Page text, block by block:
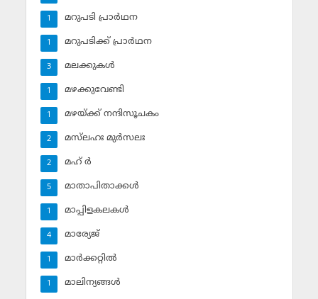
മറുപടി പ്രാര്‍ഥന
1
മറുപടിക്ക് പ്രാര്‍ഥന
1
മലക്കുകള്‍
3
മഴക്കുവേണ്ടി
1
മഴയ്ക്ക് നന്ദിസൂചകം
1
മസ്‌ലഹഃ മുര്‍സലഃ
2
മഹ് ര്‍
2
മാതാപിതാക്കള്‍
5
മാപ്പിളകലകള്‍
1
മാര്യേജ്
4
മാര്‍ക്കറ്റില്‍
1
മാലിന്യങ്ങള്‍
1